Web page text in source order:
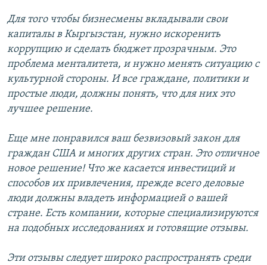
Для того чтобы бизнесмены вкладывали свои
капиталы в Кыргызстан, нужно искоренить
коррупцию и сделать бюджет прозрачным. Это
проблема менталитета, и нужно менять ситуацию с
культурной стороны. И все граждане, политики и
простые люди, должны понять, что для них это
лучшее решение.
Еще мне понравился ваш безвизовый закон для
граждан США и многих других стран. Это отличное
новое решение! Что же касается инвестиций и
способов их привлечения, прежде всего деловые
люди должны владеть информацией о вашей
стране. Есть компании, которые специализируются
на подобных исследованиях и готовящие отзывы.
Эти отзывы следует широко распространять среди